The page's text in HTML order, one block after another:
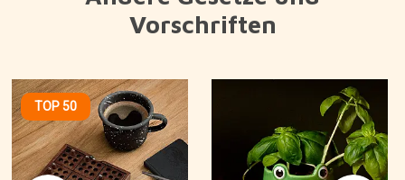
Warum mögen wir es?
Originelles und schönes Design.
Hergestellt aus Dolomitkeramik und